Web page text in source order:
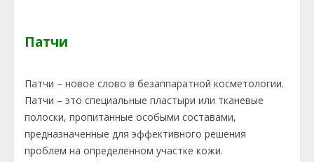
Патчи
Патчи – новое слово в безаппаратной косметологии.
Патчи – это специальные пластыри или тканевые
полоски, пропитанные особыми составами,
предназначенные для эффективного решения
проблем на определенном участке кожи.